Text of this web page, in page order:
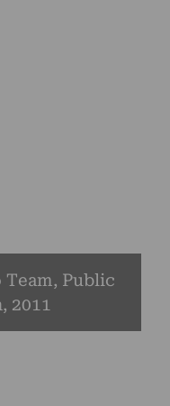
Public
2011